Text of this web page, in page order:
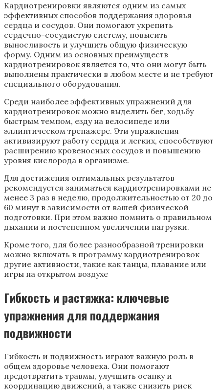
Кардиотренировки являются одним из самых
эффективных способов поддержания здоровья
сердца и сосудов. Они помогают укрепить
сердечно-сосудистую систему, повысить
выносливость и улучшить общую физическую
форму. Одним из основных преимуществ
кардиотренировок является то, что они могут быть
выполнены практически в любом месте и не требуют
специального оборудования.
Среди наиболее эффективных упражнений для
кардиотренировок можно выделить бег, ходьбу
быстрым темпом, езду на велосипеде или
эллиптическом тренажере. Эти упражнения
активизируют работу сердца и легких, способствуют
расширению кровеносных сосудов и повышению
уровня кислорода в организме.
Для достижения оптимальных результатов
рекомендуется заниматься кардиотренировками не
менее 3 раз в неделю, продолжительностью от 20 до
60 минут в зависимости от вашей физической
подготовки. При этом важно помнить о правильном
дыхании и постепенном увеличении нагрузки.
Кроме того, для более разнообразной тренировки
можно включать в программу кардиотренировок
другие активности, такие как танцы, плавание или
игры на открытом воздухе
Гибкость и растяжка: ключевые
упражнения для поддержания
подвижности
Гибкость и подвижность играют важную роль в
общем здоровье человека. Они помогают
предотвратить травмы, улучшить осанку и
координацию движений, а также снизить риск